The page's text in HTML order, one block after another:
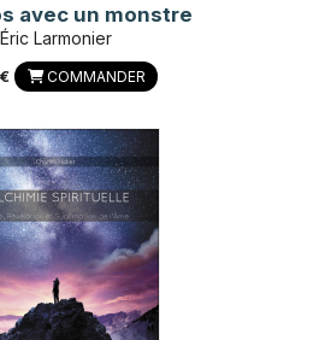
avec un monstre
Éric Larmonier
COMMANDER